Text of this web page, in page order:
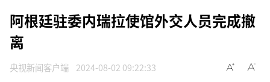
阿根廷驻委内瑞拉使馆外交人员完成撤
离
央视新闻客户端 2024-08-02 09:22:33